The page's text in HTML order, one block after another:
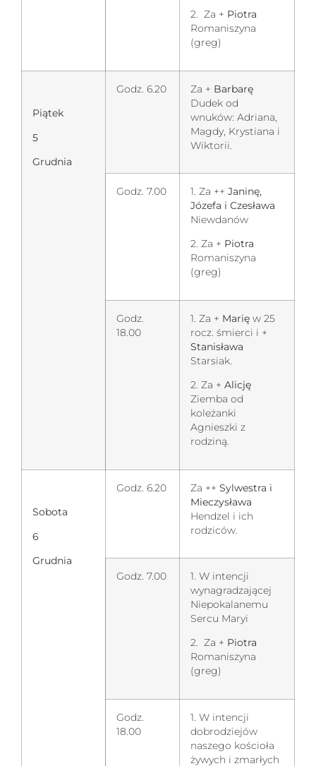
2. Za + Piotra
Romaniszyna
(greg)
Piątek
5
Grudnia
Godz. 6.20 Za + Barbarę
Dudek od
wnuków: Adriana,
Magdy, Krystiana i
Wiktorii.
Godz. 7.00 1. Za ++ Janinę,
Józefa i Czesława
Niewdanów
2. Za + Piotra
Romaniszyna
(greg)
Godz.
18.00
1. Za + Marię w 25
rocz. śmierci i +
Stanisława
Starsiak.
2. Za + Alicję
Ziemba od
koleżanki
Agnieszki z
rodziną.
Sobota
6
Grudnia
Godz. 6.20 Za ++ Sylwestra i
Mieczysława
Hendzel i ich
rodziców.
Godz. 7.00
1. W intencji
wynagradzającej
Niepokalanemu
Sercu Maryi
2. Za + Piotra
Romaniszyna
(greg)
Godz.
18.00
1. W intencji
dobrodziejów
naszego kościoła
żywych i zmarłych